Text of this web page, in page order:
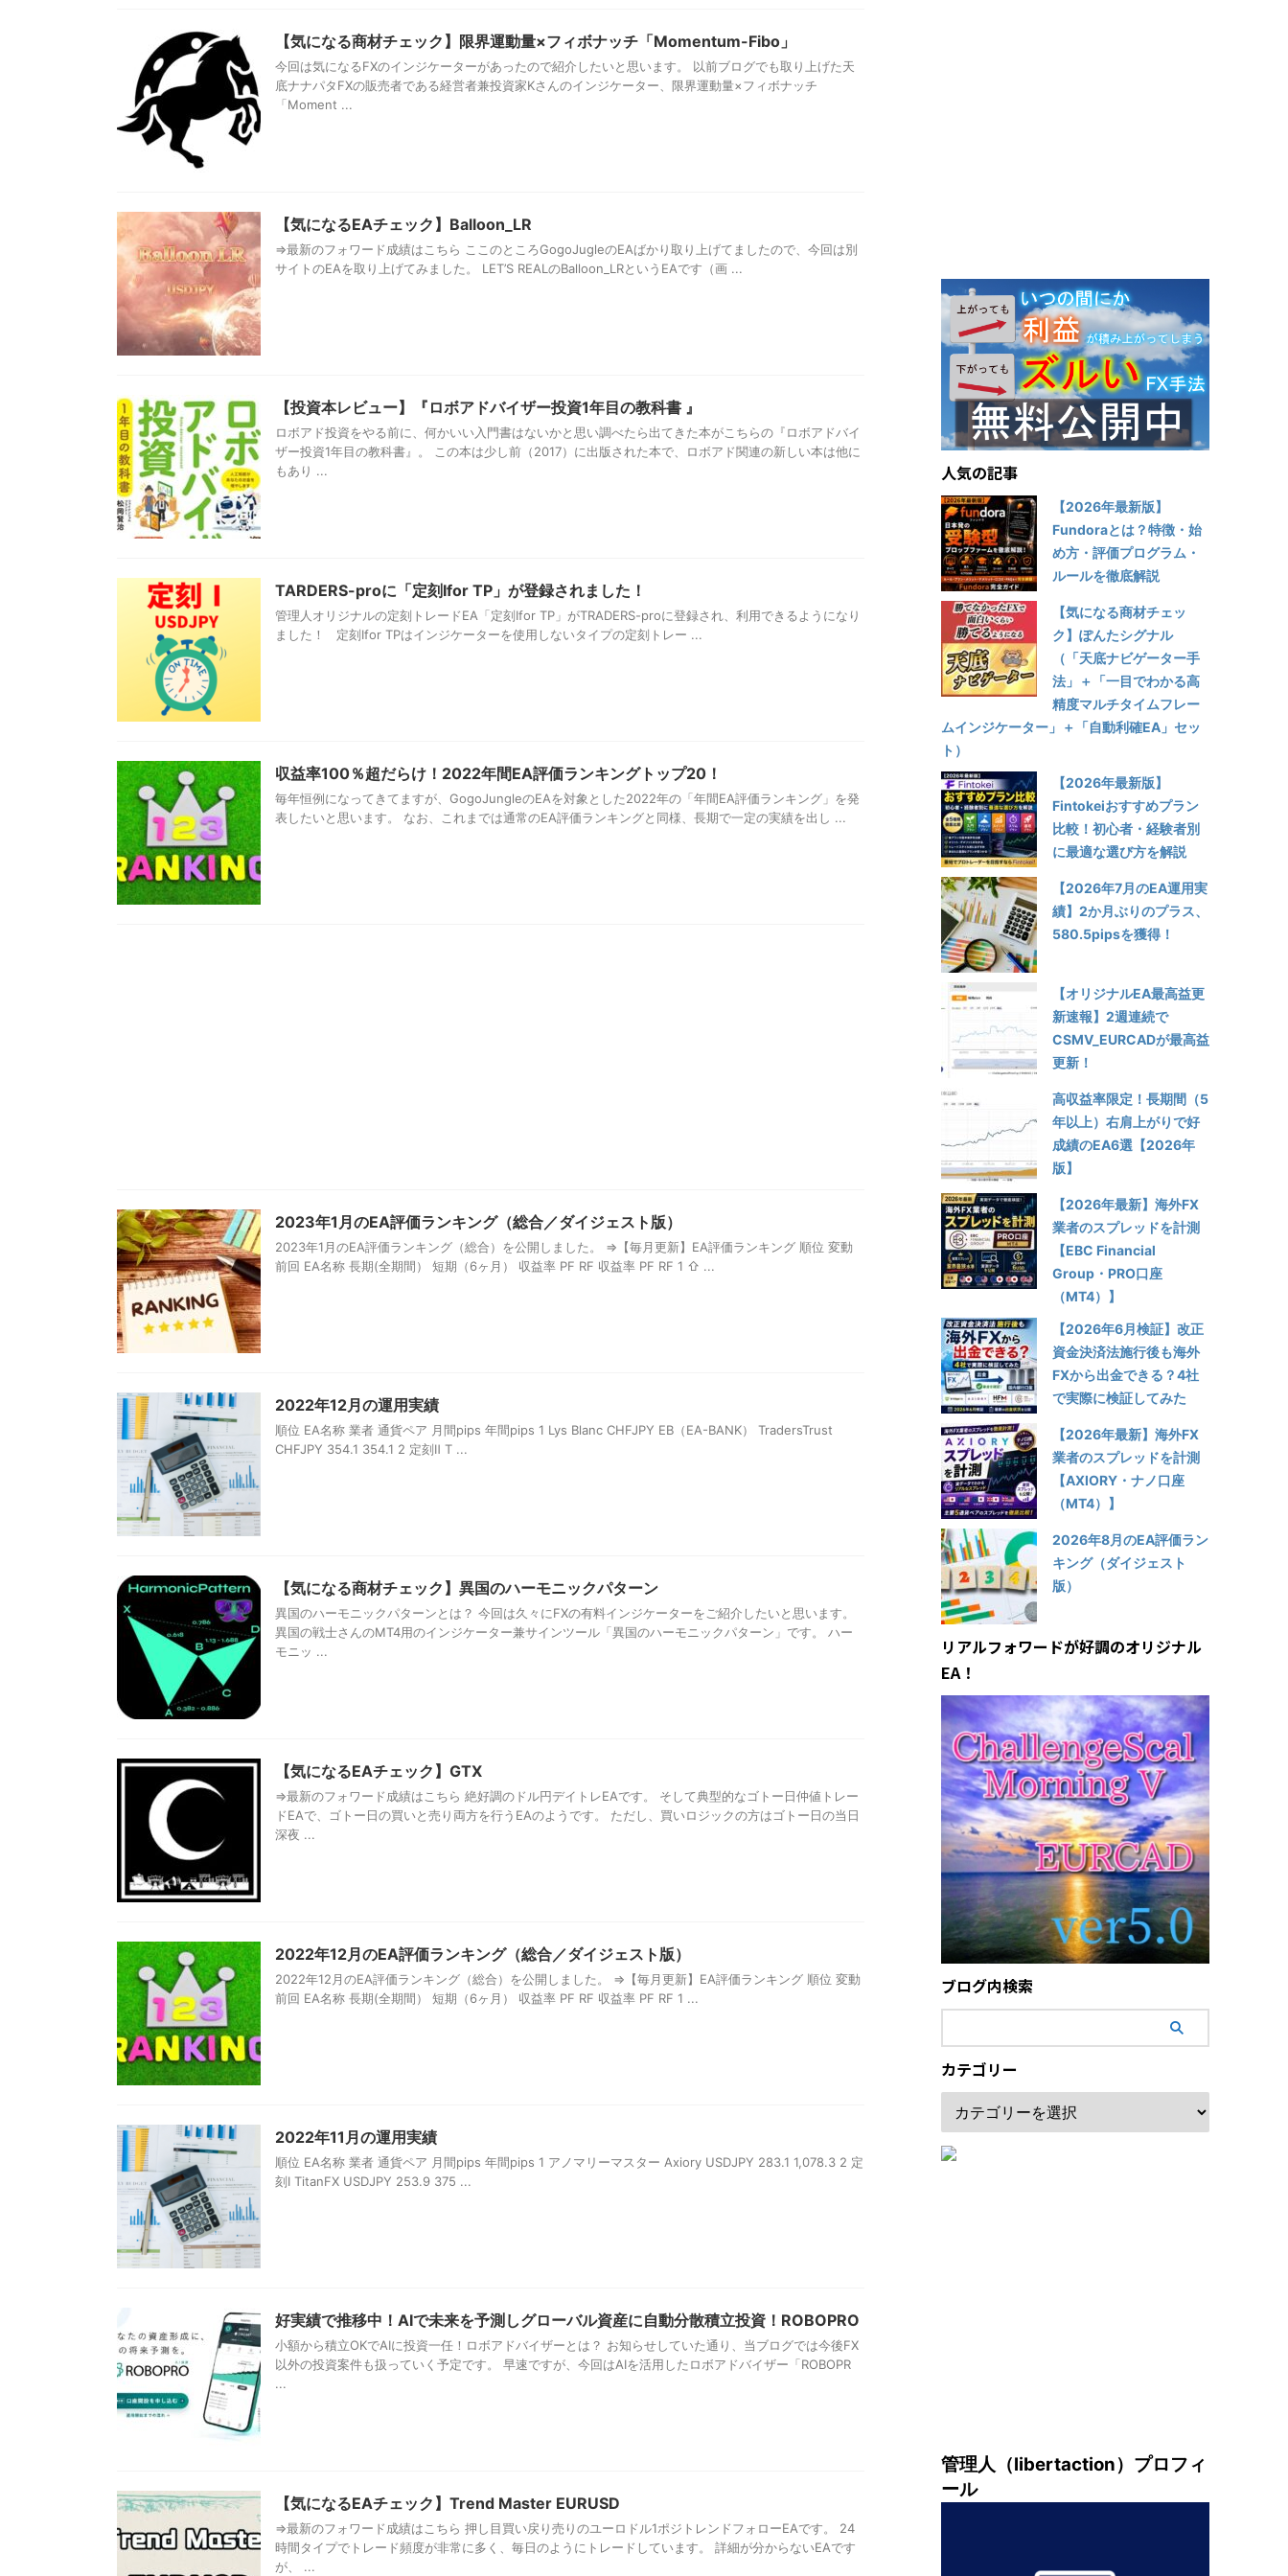
【気になる商材チェック】限界運動量×フィボナッチ「Momentum-Fibo」
今回は気になるFXのインジケーターがあったので紹介したいと思います。 以前ブログでも取り上げた天
底ナナパタFXの販売者である経営者兼投資家Kさんのインジケーター、限界運動量×フィボナッチ
「Moment ...
【気になるEAチェック】Balloon_LR
⇒最新のフォワード成績はこちら ここのところGogoJugleのEAばかり取り上げてましたので、今回は別
サイトのEAを取り上げてみました。 LET’S REALのBalloon_LRというEAです（画 ...
【投資本レビュー】『ロボアドバイザー投資1年目の教科書 』
ロボアド投資をやる前に、何かいい入門書はないかと思い調べたら出てきた本がこちらの『ロボアドバイ
ザー投資1年目の教科書』。 この本は少し前（2017）に出版された本で、ロボアド関連の新しい本は他に
もあり ...
TARDERS-proに「定刻Ⅰfor TP」が登録されました！
管理人オリジナルの定刻トレードEA「定刻Ⅰfor TP」がTRADERS-proに登録され、利用できるようになり
ました！ 定刻Ⅰfor TPはインジケーターを使用しないタイプの定刻トレー ...
収益率100％超だらけ！2022年間EA評価ランキングトップ20！
毎年恒例になってきてますが、GogoJungleのEAを対象とした2022年の「年間EA評価ランキング」を発
表したいと思います。 なお、これまでは通常のEA評価ランキングと同様、長期で一定の実績を出し ...
2023年1月のEA評価ランキング（総合／ダイジェスト版）
2023年1月のEA評価ランキング（総合）を公開しました。 ⇒【毎月更新】EA評価ランキング 順位 変動
前回 EA名称 長期(全期間） 短期（6ヶ月） 収益率 PF RF 収益率 PF RF 1 ⇧ ...
2022年12月の運用実績
順位 EA名称 業者 通貨ペア 月間pips 年間pips 1 Lys Blanc CHFJPY EB（EA-BANK） TradersTrust
CHFJPY 354.1 354.1 2 定刻Ⅱ T ...
【気になる商材チェック】異国のハーモニックパターン
異国のハーモニックパターンとは？ 今回は久々にFXの有料インジケーターをご紹介したいと思います。
異国の戦士さんのMT4用のインジケーター兼サインツール「異国のハーモニックパターン」です。 ハー
モニッ ...
【気になるEAチェック】GTX
⇒最新のフォワード成績はこちら 絶好調のドル円デイトレEAです。 そして典型的なゴトー日仲値トレー
ドEAで、ゴトー日の買いと売り両方を行うEAのようです。 ただし、買いロジックの方はゴトー日の当日
深夜 ...
2022年12月のEA評価ランキング（総合／ダイジェスト版）
2022年12月のEA評価ランキング（総合）を公開しました。 ⇒【毎月更新】EA評価ランキング 順位 変動
前回 EA名称 長期(全期間） 短期（6ヶ月） 収益率 PF RF 収益率 PF RF 1 ...
2022年11月の運用実績
順位 EA名称 業者 通貨ペア 月間pips 年間pips 1 アノマリーマスター Axiory USDJPY 283.1 1,078.3 2 定
刻Ⅰ TitanFX USDJPY 253.9 375 ...
好実績で推移中！AIで未来を予測しグローバル資産に自動分散積立投資！ROBOPRO
小額から積立OKでAIに投資一任！ロボアドバイザーとは？ お知らせしていた通り、当ブログでは今後FX
以外の投資案件も扱っていく予定です。 早速ですが、今回はAIを活用したロボアドバイザー「ROBOPR
...
【気になるEAチェック】Trend Master EURUSD
⇒最新のフォワード成績はこちら 押し目買い戻り売りのユーロドル1ポジトレンドフォローEAです。 24
時間タイプでトレード頻度が非常に多く、毎日のようにトレードしています。 詳細が分からないEAです
が、 ...
人気の記事
【2026年最新版】
Fundoraとは？特徴・始
め方・評価プログラム・
ルールを徹底解説
【気になる商材チェッ
ク】ぽんたシグナル
（「天底ナビゲーター手
法」＋「一目でわかる高
精度マルチタイムフレー
ムインジケーター」＋「自動利確EA」セッ
ト）
【2026年最新版】
Fintokeiおすすめプラン
比較！初心者・経験者別
に最適な選び方を解説
【2026年7月のEA運用実
績】2か月ぶりのプラス、
580.5pipsを獲得！
【オリジナルEA最高益更
新速報】2週連続で
CSMV_EURCADが最高益
更新！
高収益率限定！長期間（5
年以上）右肩上がりで好
成績のEA6選【2026年
版】
【2026年最新】海外FX
業者のスプレッドを計測
【EBC Financial
Group・PRO口座
（MT4）】
【2026年6月検証】改正
資金決済法施行後も海外
FXから出金できる？4社
で実際に検証してみた
【2026年最新】海外FX
業者のスプレッドを計測
【AXIORY・ナノ口座
（MT4）】
2026年8月のEA評価ラン
キング（ダイジェスト
版）
リアルフォワードが好調のオリジナル
EA！
ブログ内検索
カテゴリー
管理人（libertaction）プロフィ
ール